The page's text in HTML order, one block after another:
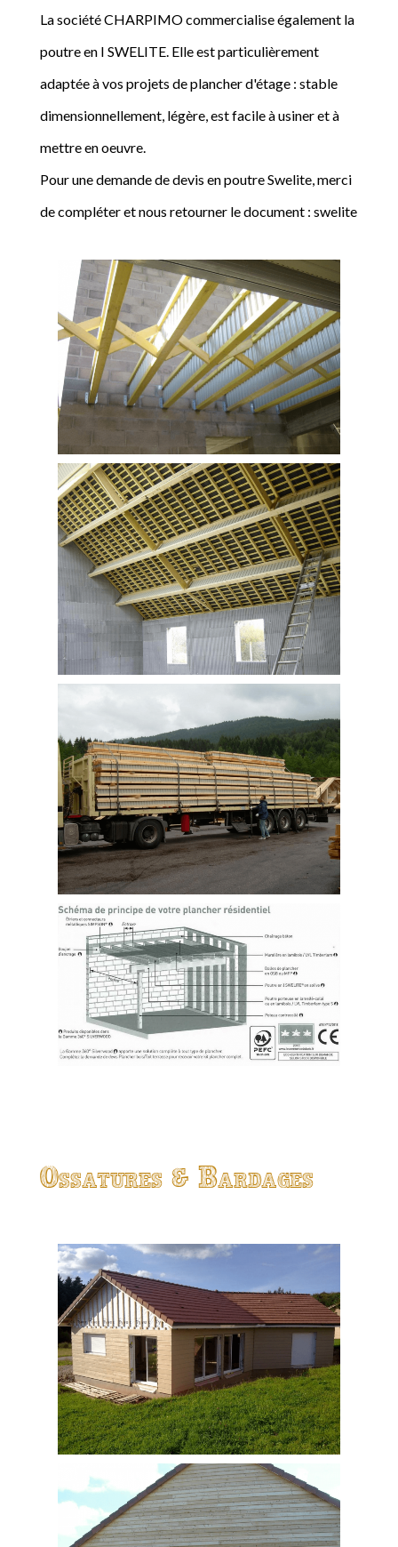
La société CHARPIMO commercialise également la
poutre en I SWELITE. Elle est particulièrement
adaptée à vos projets de plancher d'étage : stable
dimensionnellement, légère, est facile à usiner et à
mettre en oeuvre.
Pour une demande de devis en poutre Swelite, merci
de compléter et nous retourner le document : swelite
Ossatures & Bardages